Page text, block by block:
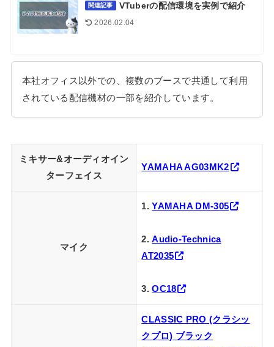
関連記事 VTuberの配信環境を実例で紹介
2026.02.04
本社オフィス以外での、複数のブースで共通して利用
されている配信機材の一部を紹介しています。
ミキサー&オーディオイン
ターフェイス
YAMAHA AG03MK2
マイク
1. YAMAHA DM-305
2. Audio-Technica
AT2035
3. OC18
CLASSIC PRO (クラシッ
クプロ) ブラック